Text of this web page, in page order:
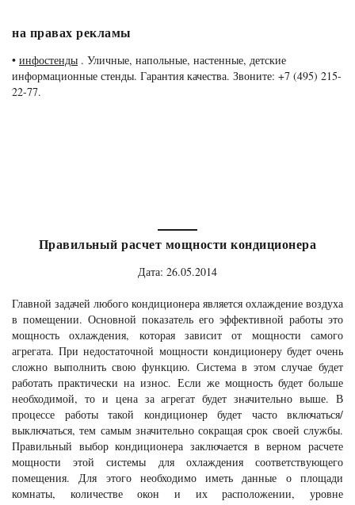
на правах рекламы
• инфостенды . Уличные, напольные, настенные, детские
информационные стенды. Гарантия качества. Звоните: +7 (495) 215-
22-77.
Правильный расчет мощности кондиционера
Дата: 26.05.2014
Главной задачей любого кондиционера является охлаждение воздуха
в помещении. Основной показатель его эффективной работы это
мощность охлаждения, которая зависит от мощности самого
агрегата. При недостаточной мощности кондиционеру будет очень
сложно выполнить свою функцию. Система в этом случае будет
работать практически на износ. Если же мощность будет больше
необходимой, то и цена за агрегат будет значительно выше. В
процессе работы такой кондиционер будет часто включаться/
выключаться, тем самым значительно сокращая срок своей службы.
Правильный выбор кондиционера заключается в верном расчете
мощности этой системы для охлаждения соответствующего
помещения. Для этого необходимо иметь данные о площади
комнаты, количестве окон и их расположении, уровне